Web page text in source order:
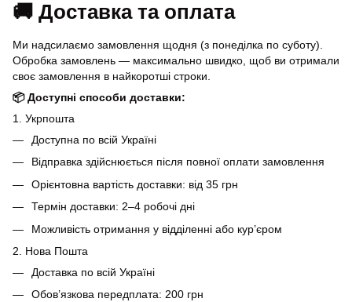
🚚 Доставка та оплата
Ми надсилаємо замовлення щодня (з понеділка по суботу).
Обробка замовлень — максимально швидко, щоб ви отримали
своє замовлення в найкоротші строки.
📦 Доступні способи доставки:
1. Укрпошта
Доступна по всій Україні
Відправка здійснюється після повної оплати замовлення
Орієнтовна вартість доставки: від 35 грн
Термін доставки: 2–4 робочі дні
Можливість отримання у відділенні або кур’єром
2. Нова Пошта
Доставка по всій Україні
Обов’язкова передплата: 200 грн